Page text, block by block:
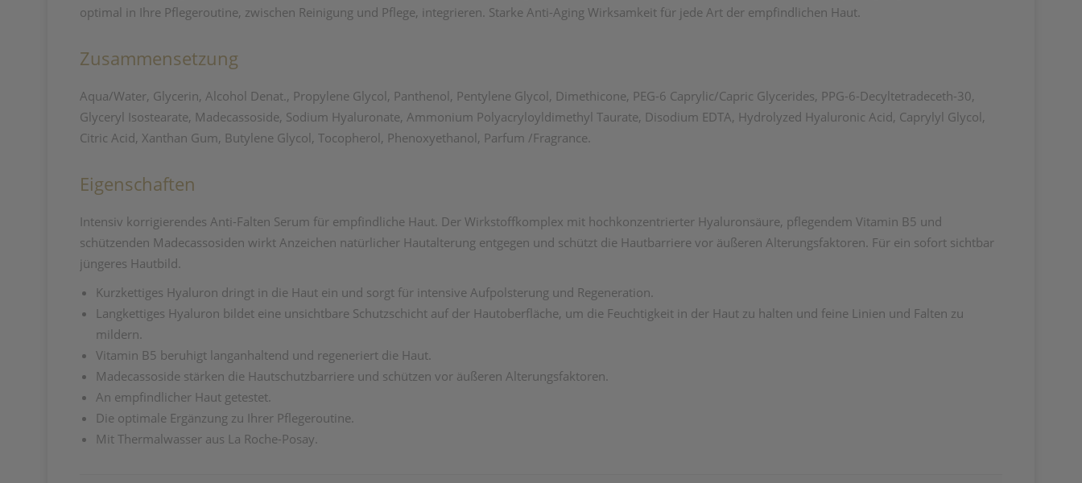
optimal in Ihre Pflegeroutine, zwischen Reinigung und Pflege, integrieren. Starke Anti-Aging Wirksamkeit für jede Art der empfindlichen Haut.
Zusammensetzung
Aqua/Water, Glycerin, Alcohol Denat., Propylene Glycol, Panthenol, Pentylene Glycol, Dimethicone, PEG-6 Caprylic/Capric Glycerides, PPG-6-Decyltetradeceth-30,
Glyceryl Isostearate, Madecassoside, Sodium Hyaluronate, Ammonium Polyacryloyldimethyl Taurate, Disodium EDTA, Hydrolyzed Hyaluronic Acid, Caprylyl Glycol,
Citric Acid, Xanthan Gum, Butylene Glycol, Tocopherol, Phenoxyethanol, Parfum /Fragrance.
Eigenschaften
Intensiv korrigierendes Anti-Falten Serum für empfindliche Haut. Der Wirkstoffkomplex mit hochkonzentrierter Hyaluronsäure, pflegendem Vitamin B5 und
schützenden Madecassosiden wirkt Anzeichen natürlicher Hautalterung entgegen und schützt die Hautbarriere vor äußeren Alterungsfaktoren. Für ein sofort sichtbar
jüngeres Hautbild.
Kurzkettiges Hyaluron dringt in die Haut ein und sorgt für intensive Aufpolsterung und Regeneration.
Langkettiges Hyaluron bildet eine unsichtbare Schutzschicht auf der Hautoberfläche, um die Feuchtigkeit in der Haut zu halten und feine Linien und Falten zu
mildern.
Vitamin B5 beruhigt langanhaltend und regeneriert die Haut.
Madecassoside stärken die Hautschutzbarriere und schützen vor äußeren Alterungsfaktoren.
An empfindlicher Haut getestet.
Die optimale Ergänzung zu Ihrer Pflegeroutine.
Mit Thermalwasser aus La Roche-Posay.